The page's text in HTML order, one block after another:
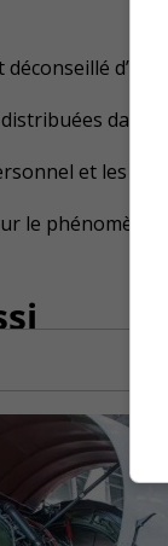
dans
et les
le